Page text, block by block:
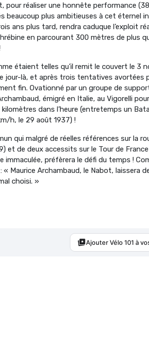
pour réaliser une honnête performance
beaucoup plus ambitieuses à cet éternel
ans plus tard, rendra caduque l’exploit
en parcourant 300 mètres de plus
étaient telles qu’il remit le couvert le 3
jour-là, et après trois tentatives avortées
fin. Ovationné par un groupe de
émigré en Italie, au Vigorelli
dans l’heure (entretemps un
h, le 29 août 1937) !
qui malgré de réelles références sur la
et de deux accessits sur le Tour de
préfèrera le défi du temps !
« Maurice Archambaud, le Nabot, laissera
choisi. »
Ajouter Vélo 101 à